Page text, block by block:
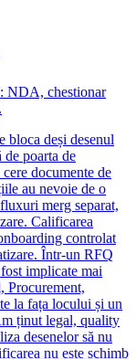
NDA, chestionar
bloca deși desenul
de poarta de
documente de
au nevoie de o
merg separat,
Calificarea
controlat
Într-un RFQ
implicate mai
Procurement,
la fața locului și un
ținut legal, quality
desenelor să nu
nu este schimb